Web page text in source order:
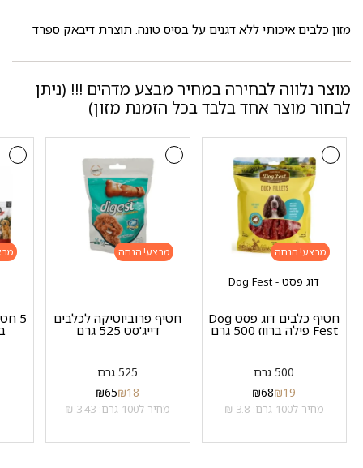
מזון כלבים איכותי ללא דגנים על בסיס טונה. תוצרת דיבאק ספרד
מוצר נלווה לבחירה במחיר מבצע מדהים !!! (ניתן
לבחור מוצר אחד בלבד בכל הזמנת מזון)
מבצע!
חטיף כלבים דוג פסט Dog
Fest פילה ברווז 500 גרם
דוג פסט - Dog Fest
500 גרם
₪68₪19
מחיר ל100 גרם: 3.8 ₪
מבצע!
חטיף פרוביוטיקה לכלבים
דייג'סט 525 גרם
525 גרם
₪65₪18
מחיר ל100 גרם: 3.43 ₪
ב-